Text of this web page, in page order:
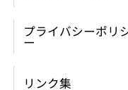
プライバシーポリ
ー
リンク集